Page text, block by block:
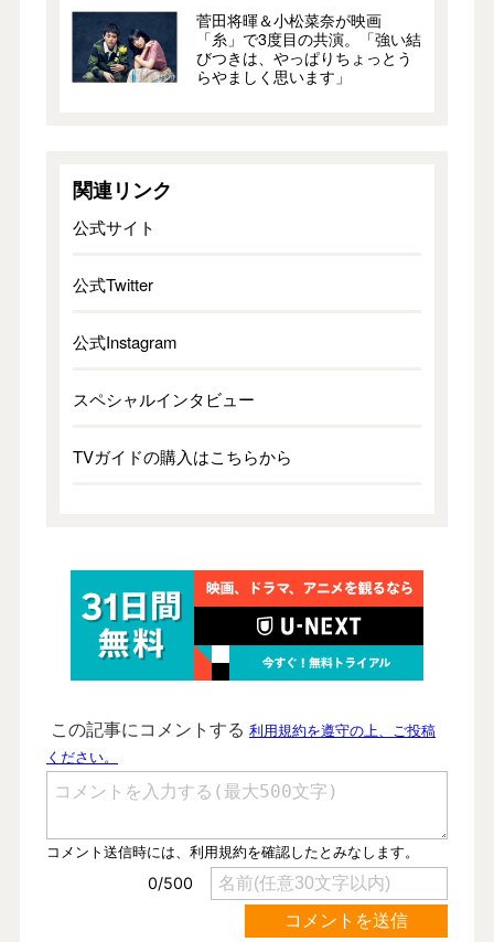
菅田将暉＆小松菜奈が映画
「糸」で3度目の共演。「強い結
びつきは、やっぱりちょっとう
らやましく思います」
関連リンク
公式サイト
公式Twitter
公式Instagram
スペシャルインタビュー
TVガイドの購入はこちらから